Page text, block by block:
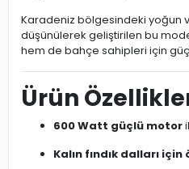
Karadeniz bölgesindeki yoğun
düşünülerek geliştirilen bu
hem de bahçe sahipleri için
Ürün
600 Watt güçlü motor
Kalın fındık dalları